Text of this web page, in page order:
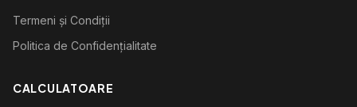
Termeni și Condiții
Politica de Confidențialitate
CALCULATOARE